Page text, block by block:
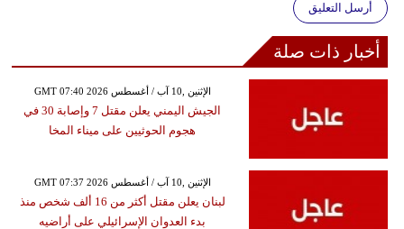
أرسل التعليق
أخبار ذات صلة
GMT 07:40 2026 الإثنين ,10 آب / أغسطس
الجيش اليمني يعلن مقتل 7 وإصابة 30 في
هجوم الحوثيين على ميناء المخا
GMT 07:37 2026 الإثنين ,10 آب / أغسطس
لبنان يعلن مقتل أكثر من 16 ألف شخص منذ
بدء العدوان الإسرائيلي على أراضيه